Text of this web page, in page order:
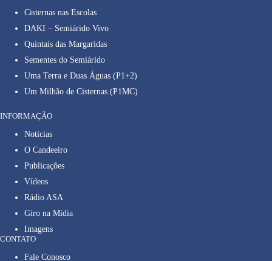
Cisternas nas Escolas
DAKI – Semiárido Vivo
Quintais das Margaridas
Sementes do Semiárido
Uma Terra e Duas Águas (P1+2)
Um Milhão de Cisternas (P1MC)
INFORMAÇÃO
Notícias
O Candeeiro
Publicações
Vídeos
Rádio ASA
Giro na Mídia
Imagens
CONTATO
Fale Conosco